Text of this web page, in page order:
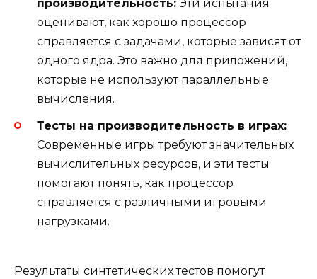
производительность: Эти испытания
оценивают, как хорошо процессор
справляется с задачами, которые зависят от
одного ядра. Это важно для приложений,
которые не используют параллельные
вычисления.
Тесты на производительность в играх:
Современные игры требуют значительных
вычислительных ресурсов, и эти тесты
помогают понять, как процессор
справляется с различными игровыми
нагрузками.
Результаты синтетических тестов помогут